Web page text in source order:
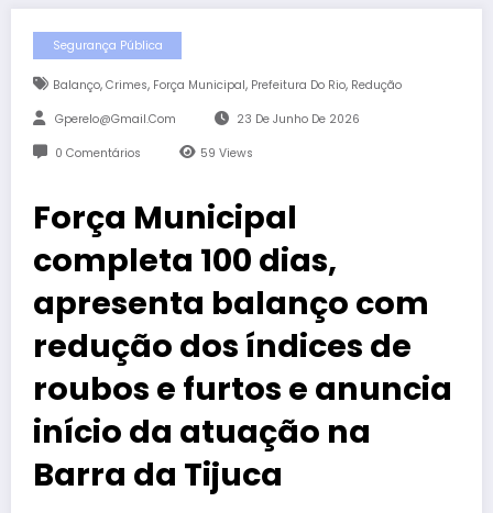
Segurança Pública
Balanço, Crimes, Força Municipal, Prefeitura Do Rio, Redução
Gperelo@gmail.com 23 De Junho De 2026
0 Comentários 59 Views
Força Municipal
completa 100 dias,
apresenta balanço com
redução dos índices de
roubos e furtos e anuncia
início da atuação na
Barra da Tijuca